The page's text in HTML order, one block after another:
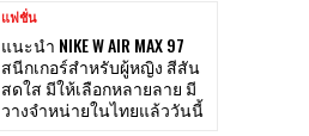
แฟชั่น
แนะนำ NIKE W AIR MAX 97
สนีกเกอร์สำหรับผู้หญิง สีสัน
สดใส มีให้เลือกหลายลาย มี
วางจำหน่ายในไทยแล้ววันนี้